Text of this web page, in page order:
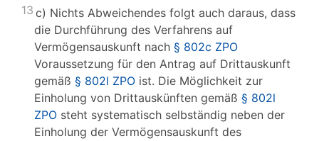
13 c) Nichts Abweichendes folgt auch daraus, dass
die Durchführung des Verfahrens auf
Vermögensauskunft nach § 802c ZPO
Voraussetzung für den Antrag auf Drittauskunft
gemäß § 802l ZPO ist. Die Möglichkeit zur
Einholung von Drittauskünften gemäß § 802l
ZPO steht systematisch selbständig neben der
Einholung der Vermögensauskunft des